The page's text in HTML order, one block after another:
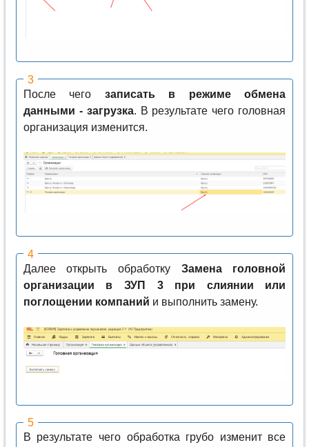
После чего записать в режиме обмена
данными - загрузка. В результате чего головная
организация изменится.
Далее открыть обработку Замена головной
организации в ЗУП 3 при слиянии или
поглощении компаний и выполнить замену.
В результате чего обработка грубо изменит все